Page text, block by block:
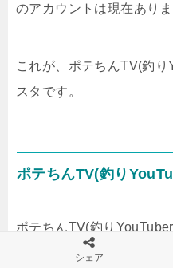
のアカウントは現在あり
これが、ポテちんTV(釣
スタです。
ポテちんTV(釣り
ポテちんTV(釣り
ー)はフォロワー数は900
シェア